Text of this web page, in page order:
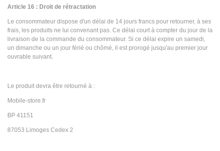
Article 16 : Droit de rétractation
Le consommateur dispose d'un délai de 14 jours francs pour retourner, à ses
frais, les produits ne lui convenant pas. Ce délai court à compter du jour de la
livraison de la commande du consommateur. Si ce délai expire un samedi,
un dimanche ou un jour férié ou chômé, il est prorogé jusqu'au premier jour
ouvrable suivant.
Le produit devra être retourné à :
Mobile-store.fr
BP 41151
87053 Limoges Cedex 2